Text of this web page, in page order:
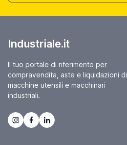
Industriale.it
Il tuo portale di riferimento per
compravendita, aste e liquidazioni di
macchine utensili e macchinari
industriali.